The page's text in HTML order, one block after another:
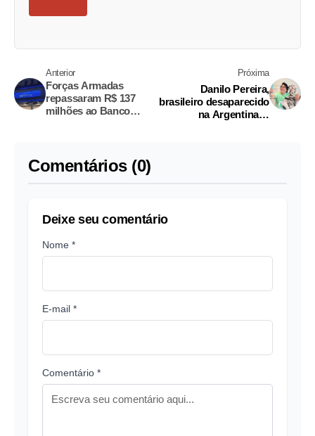
Anterior
Forças Armadas
repassaram R$ 137
milhões ao Banco
Próxima
Danilo Pereira,
brasileiro desaparecido
na Argentina, é
Comentários (0)
Deixe seu comentário
Nome *
E-mail *
Comentário *